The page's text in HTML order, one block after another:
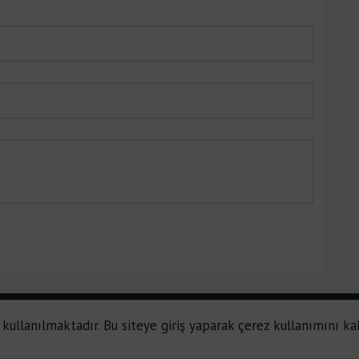
Bu siteye giriş yaparak çerez kullanımını